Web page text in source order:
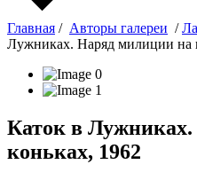
Главная / Авторы галереи /
Лужниках. Наряд милиции на
Каток в
коньках, 1962